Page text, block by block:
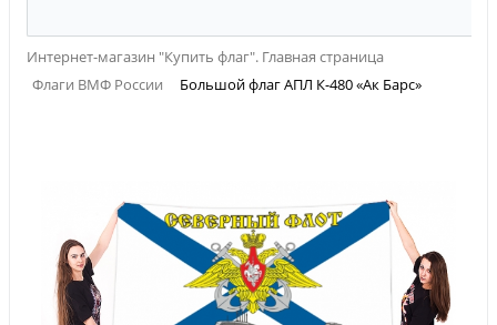
Интернет-магазин "Купить флаг". Главная страница
Флаги ВМФ России
Большой флаг АПЛ К-480 «Ак Барс»